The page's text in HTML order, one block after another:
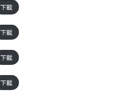
下載
下載
下載
下載